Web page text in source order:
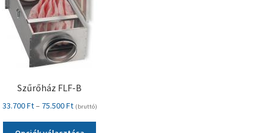
Szűrőház FLF-B
33.700Ft– 75.500FtÁrtartomány:
(bruttó)